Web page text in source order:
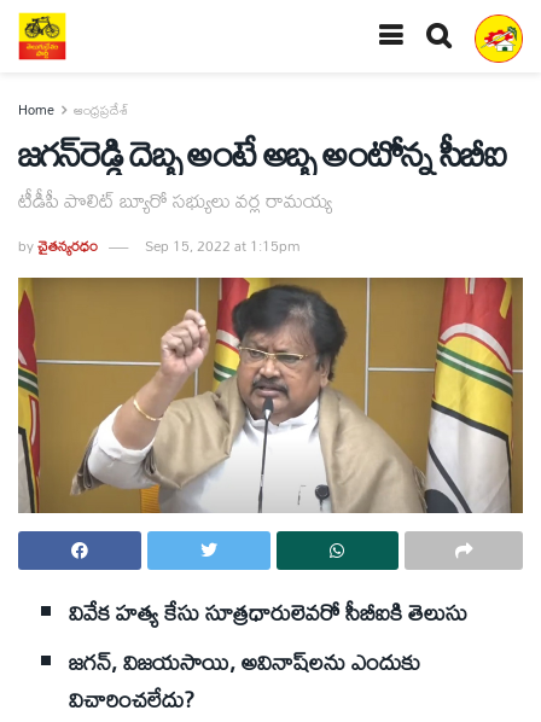
Home ఆంధ్రప్రదేశ్
జగన్‌రెడ్డి దెబ్బ అంటే అబ్బ అంటోన్న సీబీఐ
టీడీపీ పొలిట్‌ బ్యూరో సభ్యులు వర్ల రామయ్య
byచైతన్యరధం Sep 15, 2022 at 1:15pm
వివేక హత్య కేసు సూత్రధారులెవరో సీబీఐకి తెలుసు
జగన్‌, విజయసాయి, అవినాష్‌లను ఎందుకు
విచారించలేదు?